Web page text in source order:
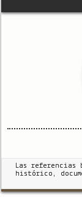
Las
histórico,